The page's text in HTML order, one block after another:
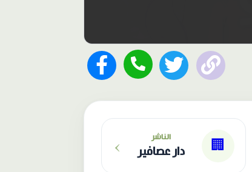
🏢
الناشر
دار عصافير ›